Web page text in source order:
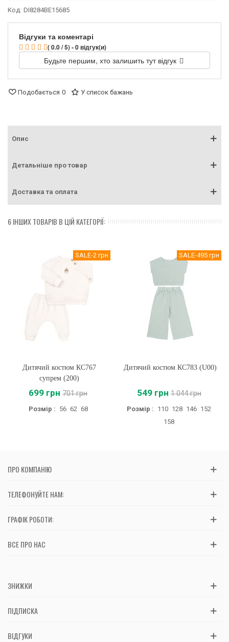
Код: DI8284BE15685
Відгуки та коментарі
( 0.0 / 5) - 0 відгук(и)
Будьте першим, хто залишить тут відгук
Подобається 0 У список бажань
Опис
Детальніше про товар
Доставка та оплата
6 ІНШИХ ТОВАРІВ В ЦІЙ КАТЕГОРІЇ:
SALE-2 грн
Дитячий костюм КС767
супрем (200)
699 грн 701 грн
Розмір : 56 62 68
SALE-495 грн
Дитячий костюм КС783 (U00)
549 грн 1 044 грн
Розмір : 110 128 146 152
158
ПРО КОМПАНІЮ
ТЕЛЕФОНУЙТЕ НАМ:
ГРАФІК РОБОТИ:
ВСЕ ПРО НАС
ЗНИЖКИ
ПІДПИСКА
ВІДГУКИ